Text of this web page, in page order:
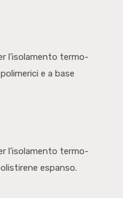
l’isolamento termo-
e a base
l’isolamento termo-
espanso.